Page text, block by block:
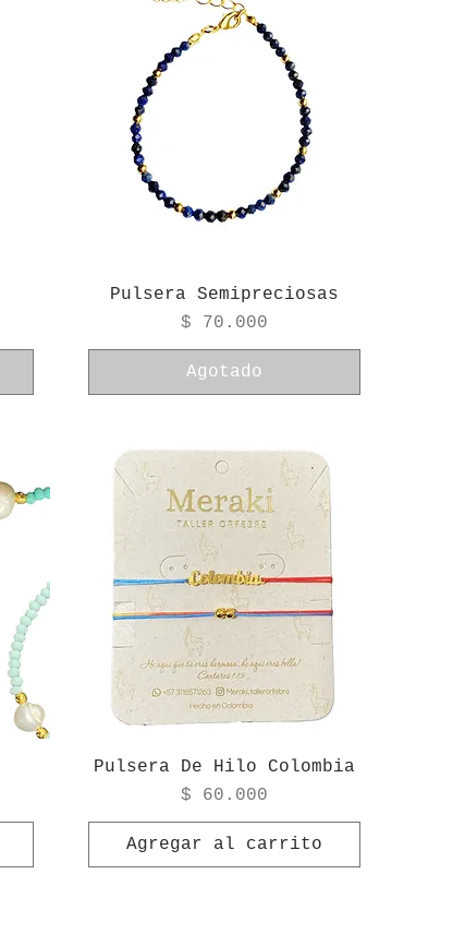
Pulsera Semipreciosas
Precio
$ 70.000
Agotado
Pulsera De Hilo Colombia
Precio
$ 60.000
Agregar al carrito